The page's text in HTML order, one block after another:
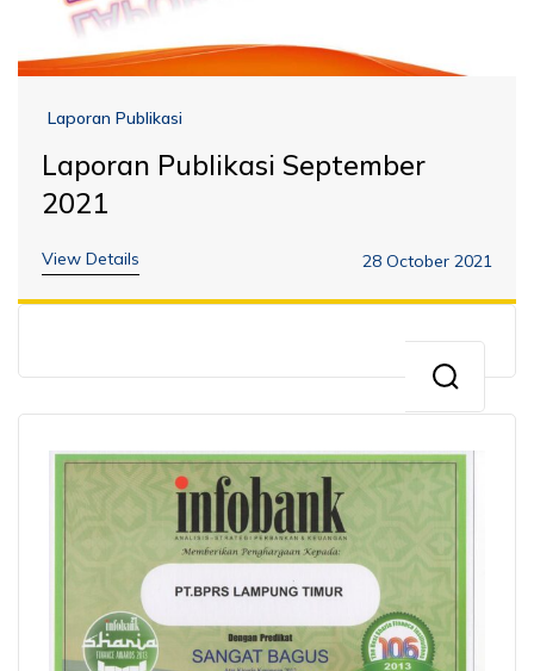
Laporan Publikasi
Laporan Publikasi September
2021
View Details 28 October 2021